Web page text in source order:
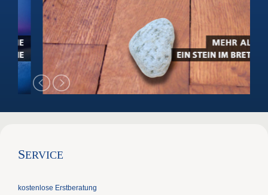
SERVICE
kostenlose Erstberatung